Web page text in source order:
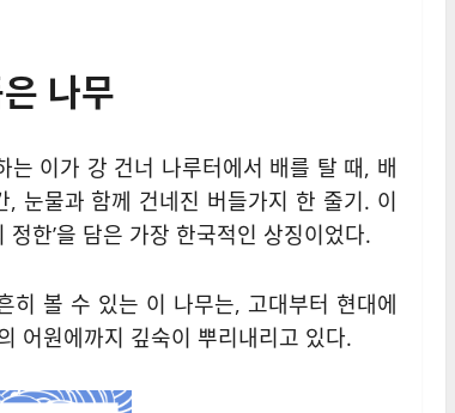
나무
이가 강 건너 나루터에서 배를 탈 때, 배
눈물과 함께 건네진 버들가지 한 줄기. 이
정한’을 담은 가장 한국적인 상징이었다.
히 볼 수 있는 이 나무는, 고대부터 현대에
어원에까지 깊숙이 뿌리내리고 있다.